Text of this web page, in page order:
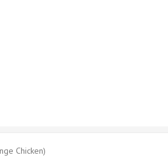
Chicken)